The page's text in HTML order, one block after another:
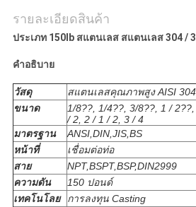
ความ
เป็น
ส่วน
ตัว
รายละเอียดสินค้า
ประเภท 150lb สแตนเลส สแตนเลส 304 /
คําอธิบาย
วัสดุ
สแตนเลสคุณภาพสูง AISI
ขนาด
1/8??, 1/4??, 3/8??, 1 /
/ 2, 2 / 1 / 2, 3 / 4
มาตรฐาน
ANSI,DIN,JIS,BS
หน้าที่
เชื่อมต่อท่อ
สาย
NPT,BSPT,BSP,DIN2999
ความดัน
150 ปอนด์
เทคโนโลย
การลงทุน Casting